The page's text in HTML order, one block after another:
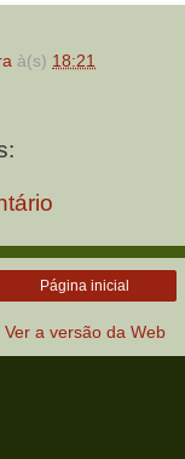
à(s) 18:21
Página inicial
Ver a versão da Web